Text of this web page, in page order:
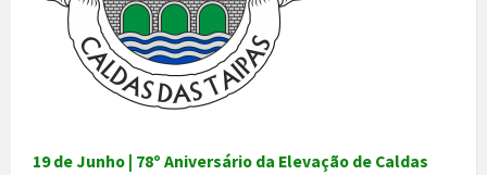
19 de Junho | 78º Aniversário da Elevação de Caldas